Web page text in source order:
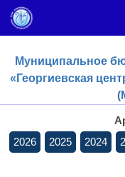
Skip to content
Муниципальное
«Георгиевская
2026
2025 2024